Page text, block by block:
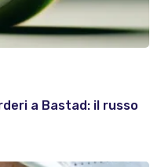
a Bastad: il russo